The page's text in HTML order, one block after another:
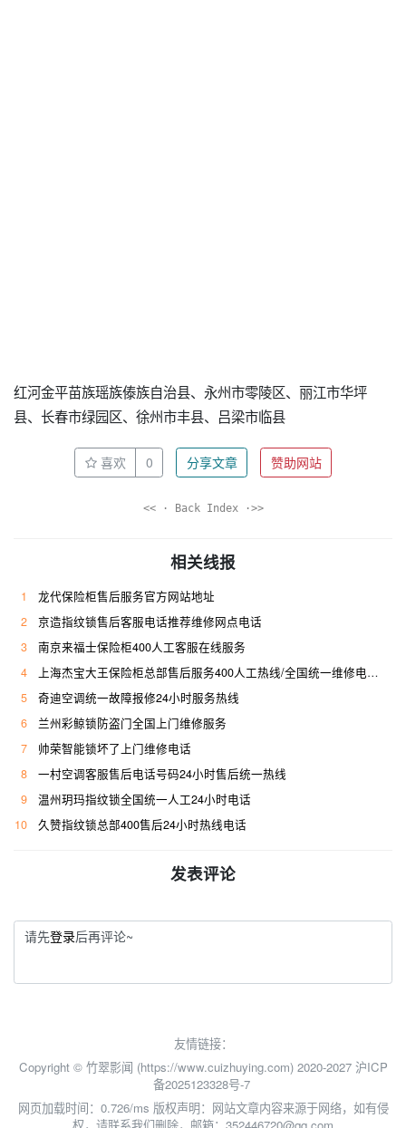
红河金平苗族瑶族傣族自治县、永州市零陵区、丽江市华坪
县、长春市绿园区、徐州市丰县、吕梁市临县
喜欢 0 分享文章 赞助网站
<< · Back Index ·>>
相关线报
1
龙代保险柜售后服务官方网站地址
2
京造指纹锁售后客服电话推荐维修网点电话
3
南京来福士保险柜400人工客服在线服务
4
上海杰宝大王保险柜总部售后服务400人工热线/全国统一维修电话是多少
5
奇迪空调统一故障报修24小时服务热线
6
兰州彩鲸锁防盗门全国上门维修服务
7
帅荣智能锁坏了上门维修电话
8
一村空调客服售后电话号码24小时售后统一热线
9
温州玥玛指纹锁全国统一人工24小时电话
10
久赞指纹锁总部400售后24小时热线电话
发表评论
请先登录后再评论~
友情链接：
Copyright © 竹翠影闻 (https://www.cuizhuying.com) 2020-2027 沪ICP
备2025123328号-7
网页加载时间：0.726/ms 版权声明：网站文章内容来源于网络，如有侵